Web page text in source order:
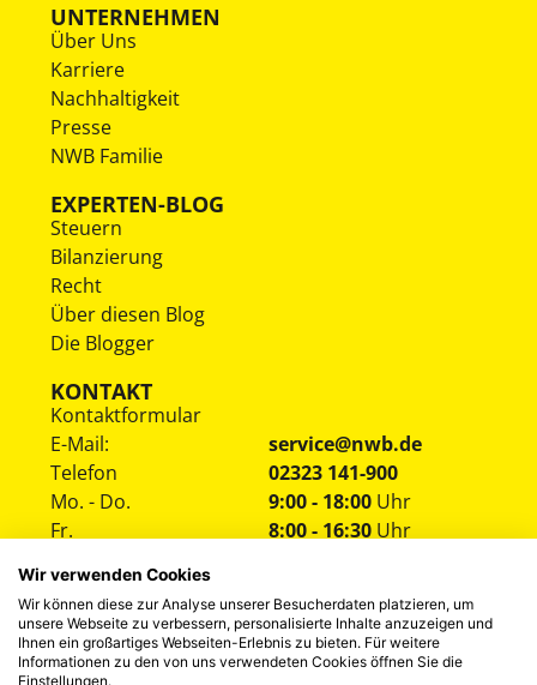
UNTERNEHMEN
Über Uns
Karriere
Nachhaltigkeit
Presse
NWB Familie
EXPERTEN-BLOG
Steuern
Bilanzierung
Recht
Über diesen Blog
Die Blogger
KONTAKT
Kontaktformular
E-Mail:
service@nwb.de
Telefon
02323 141-900
Mo. - Do.
Fr.
9:00 - 18:00 Uhr
8:00 - 16:30 Uhr
Wir verwenden Cookies
Wir können diese zur Analyse unserer Besucherdaten platzieren, um
unsere Webseite zu verbessern, personalisierte Inhalte anzuzeigen und
Ihnen ein großartiges Webseiten-Erlebnis zu bieten. Für weitere
Informationen zu den von uns verwendeten Cookies öffnen Sie die
Einstellungen.